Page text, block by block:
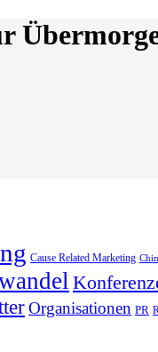
Cause Related Marketing
Organisationen PR